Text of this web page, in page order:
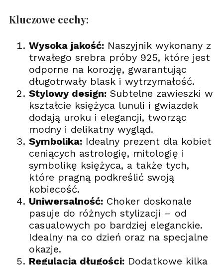
Kluczowe cechy:
Wysoka jakość: Naszyjnik wykonany z
trwałego srebra próby 925, które jest
odporne na korozję, gwarantując
długotrwały blask i wytrzymałość.
Stylowy design: Subtelne zawieszki w
kształcie księżyca lunuli i gwiazdek
dodają uroku i elegancji, tworząc
modny i delikatny wygląd.
Symbolika: Idealny prezent dla kobiet
ceniących astrologię, mitologię i
symbolikę księżyca, a także tych,
które pragną podkreślić swoją
kobiecość.
Uniwersalność: Choker doskonale
pasuje do różnych stylizacji – od
casualowych po bardziej eleganckie.
Idealny na co dzień oraz na specjalne
okazje.
Regulacja długości: Dodatkowe kilka